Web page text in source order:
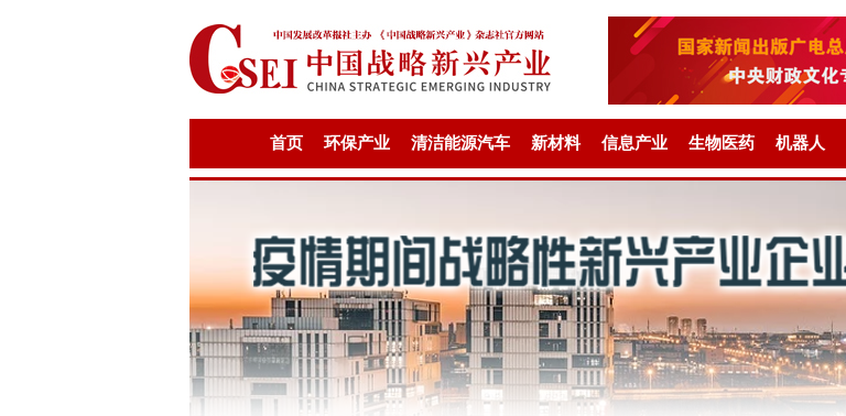
首页 环保产业 清洁能源汽车 新材料 信息产业 生物医药 机器人